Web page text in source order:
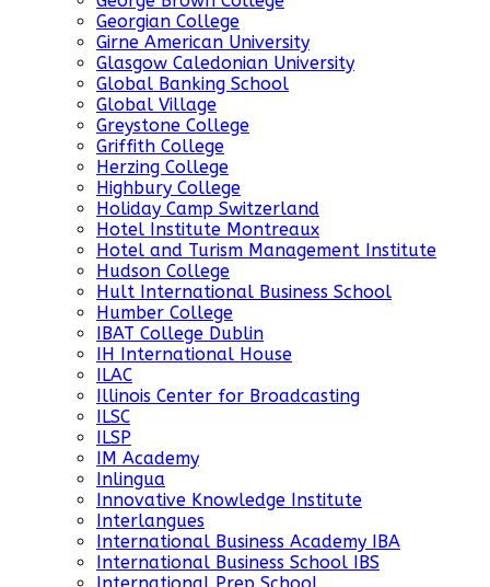
Georgian College
Girne American University
Glasgow Caledonian University
Global Banking School
Global Village
Greystone College
Griffith College
Herzing College
Highbury College
Holiday Camp Switzerland
Hotel Institute Montreaux
Hotel and Turism Management Institute
Hudson College
Hult International Business School
Humber College
IBAT College Dublin
IH International House
ILAC
Illinois Center for Broadcasting
ILSC
ILSP
IM Academy
Inlingua
Innovative Knowledge Institute
Interlangues
International Business Academy IBA
International Business School IBS